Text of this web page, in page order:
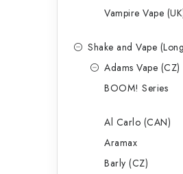
Vampire Vape
Shake and Vape
Adams Vape (CZ)
BOOM! Series
Al Carlo (CAN)
Aramax
Barly (CZ)